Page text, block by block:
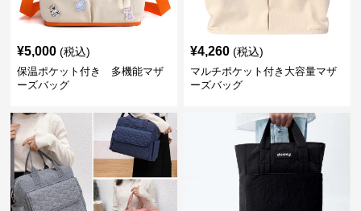
¥5,000 (税込)
保温ポケット付き 多機能マザ
ーズバッグ
¥4,260 (税込)
マルチポケット付き大容量マザ
ーズバッグ